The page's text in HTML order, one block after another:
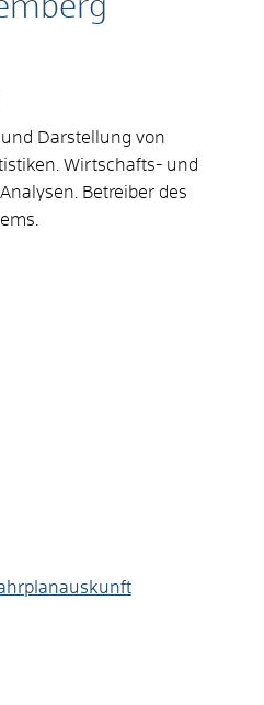
Darstellung von
Wirtschafts- und
Betreiber des